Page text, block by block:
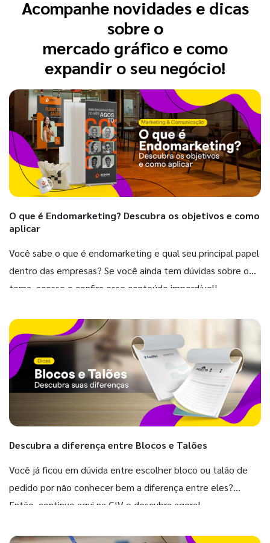
Acompanhe novidades e dicas
sobre o
mercado gráfico e como
expandir o seu negócio!
O que é Endomarketing? Descubra os objetivos e como
aplicar
Você sabe o que é endomarketing e qual seu principal papel
dentro das empresas? Se você ainda tem dúvidas sobre o
tema, acesse e confira esse conteúdo imperdível!
Descubra a diferença entre Blocos e Talões
Você já ficou em dúvida entre escolher bloco ou talão de
pedido por não conhecer bem a diferença entre eles?
Então, continue aqui na GIV e descubra agora!